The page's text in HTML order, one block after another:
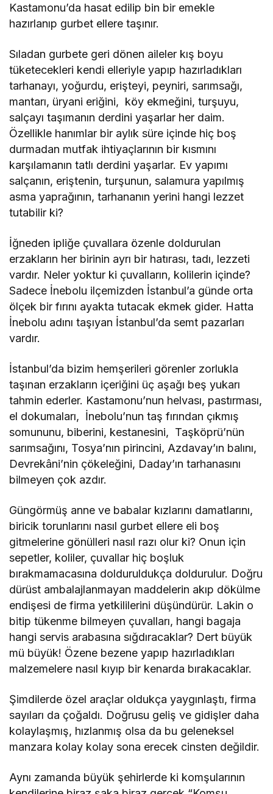
Kastamonu’da hasat edilip bin bir emekle
hazırlanıp gurbet ellere taşınır.
Sıladan gurbete geri dönen aileler kış boyu
tüketecekleri kendi elleriyle yapıp hazırladıkları
tarhanayı, yoğurdu, erişteyi, peyniri, sarımsağı,
mantarı, üryani eriğini, köy ekmeğini, turşuyu,
salçayı taşımanın derdini yaşarlar her daim.
Özellikle hanımlar bir aylık süre içinde hiç boş
durmadan mutfak ihtiyaçlarının bir kısmını
karşılamanın tatlı derdini yaşarlar. Ev yapımı
salçanın, eriştenin, turşunun, salamura yapılmış
asma yaprağının, tarhananın yerini hangi lezzet
tutabilir ki?
İğneden ipliğe çuvallara özenle doldurulan
erzakların her birinin ayrı bir hatırası, tadı, lezzeti
vardır. Neler yoktur ki çuvalların, kolilerin içinde?
Sadece İnebolu ilçemizden İstanbul’a günde orta
ölçek bir fırını ayakta tutacak ekmek gider. Hatta
İnebolu adını taşıyan İstanbul’da semt pazarları
vardır.
İstanbul’da bizim hemşerileri görenler zorlukla
taşınan erzakların içeriğini üç aşağı beş yukarı
tahmin ederler. Kastamonu’nun helvası, pastırması,
el dokumaları, İnebolu’nun taş fırından çıkmış
somununu, biberini, kestanesini, Taşköprü’nün
sarımsağını, Tosya’nın pirincini, Azdavay’ın balını,
Devrekâni’nin çökeleğini, Daday’ın tarhanasını
bilmeyen çok azdır.
Güngörmüş anne ve babalar kızlarını damatlarını,
biricik torunlarını nasıl gurbet ellere eli boş
gitmelerine gönülleri nasıl razı olur ki? Onun için
sepetler, koliler, çuvallar hiç boşluk
bırakmamacasına dolduruldukça doldurulur. Doğru
dürüst ambalajlanmayan maddelerin akıp dökülme
endişesi de firma yetkililerini düşündürür. Lakin o
bitip tükenme bilmeyen çuvalları, hangi bagaja
hangi servis arabasına sığdıracaklar? Dert büyük
mü büyük! Özene bezene yapıp hazırladıkları
malzemelere nasıl kıyıp bir kenarda bırakacaklar.
Şimdilerde özel araçlar oldukça yaygınlaştı, firma
sayıları da çoğaldı. Doğrusu geliş ve gidişler daha
kolaylaşmış, hızlanmış olsa da bu geleneksel
manzara kolay kolay sona erecek cinsten değildir.
Aynı zamanda büyük şehirlerde ki komşularının